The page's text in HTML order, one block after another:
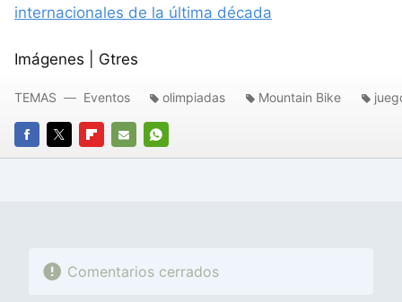
internacionales de la última década
Imágenes | Gtres
FACEBOOK
TWITTERFLIPBOARD
E-
WHATSAPP
TEMAS Eventos olimpiadas Mountain Bike
Comentarios cerrados